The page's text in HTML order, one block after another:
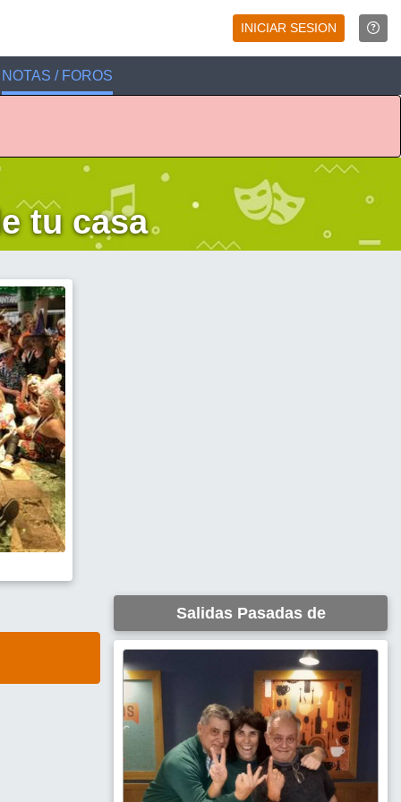
INICIAR SESION
NOTAS / FOROS
tu casa
Salidas Pasadas de